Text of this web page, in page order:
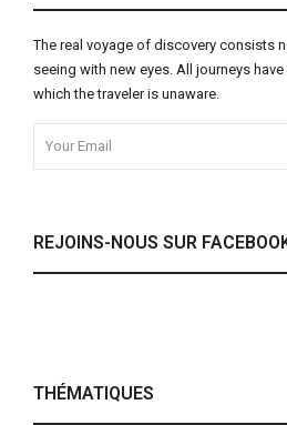
The real voyage of discovery consists
seeing with new eyes. All journeys
which the traveler is unaware.
REJOINS-NOUS SUR
THÉMATIQUES